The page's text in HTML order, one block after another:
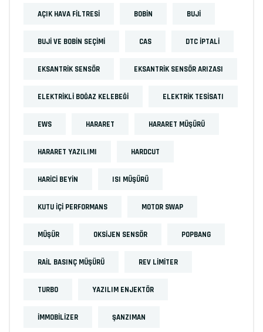
AÇIK HAVA FILTRESI BOBIN BUJI
BUJI VE BOBIN SEÇIMI CAS DTC İPTALI
EKSANTRIK SENSÖR EKSANTRIK SENSÖR ARIZASI
ELEKTRIKLI BOĞAZ KELEBEĞI ELEKTRIK TESISATI
EWS HARARET HARARET MÜŞÜRÜ
HARARET YAZILIMI HARDCUT
HARICI BEYIN ISI MÜŞÜRÜ
KUTU IÇI PERFORMANS MOTOR SWAP
MÜŞÜR OKSIJEN SENSÖR POPBANG
RAIL BASINÇ MÜŞÜRÜ REV LIMITER
TURBO YAZILIM ENJEKTÖR
İMMOBILIZER ŞANZIMAN